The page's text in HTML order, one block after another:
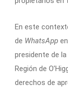
En este
de WhatsApp
presidente de
Región de
derechos de